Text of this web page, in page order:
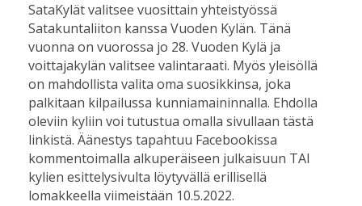
SataKylät valitsee vuosittain yhteistyössä
Satakuntaliiton kanssa Vuoden Kylän. Tänä
vuonna on vuorossa jo 28. Vuoden Kylä ja
voittajakylän valitsee valintaraati. Myös yleisöllä
on mahdollista valita oma suosikkinsa, joka
palkitaan kilpailussa kunniamaininnalla. Ehdolla
oleviin kyliin voi tutustua omalla sivullaan tästä
linkistä. Äänestys tapahtuu Facebookissa
kommentoimalla alkuperäiseen julkaisuun TAI
kylien esittelysivulta löytyvällä erillisellä
lomakkeella viimeistään 10.5.2022.